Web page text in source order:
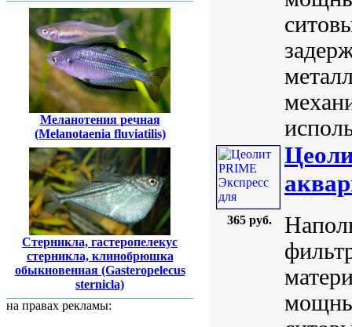
Меланотения речная
(Melanotaenia fluviatilis)
Стерникла, гастеропелекус
стерникла, клинобрюшка
обыкновенная (Gasteropelecus
sternicla)
на правах рекламы:
365 руб.